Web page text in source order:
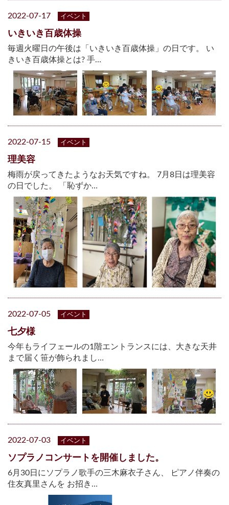
2022-07-17 イベント
いきいき百歳体操
毎週火曜日の午後は「いきいき百歳体操」の日です。 い
きいき百歳体操とは? 手…
2022-07-15 イベント
理美容
梅雨が戻ってきたようなお天気ですね。 7月8日は理美容
の日でした。 「恥ずか…
2022-07-05 イベント
七夕様
今年もライフェールの1階エントランスには、大きな天井
まで届く笹が飾られまし…
2022-07-03 イベント
ソプラノコンサートを開催しました。
6月30日にソプラノ歌手の三木麻衣子さん、 ピアノ伴奏の
住友真⾥さんを お招き…